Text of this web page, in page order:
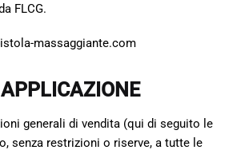
FLCG.
massaggiante.com
generali di vendita (qui di seguito le
senza restrizioni o riserve, a tutte le